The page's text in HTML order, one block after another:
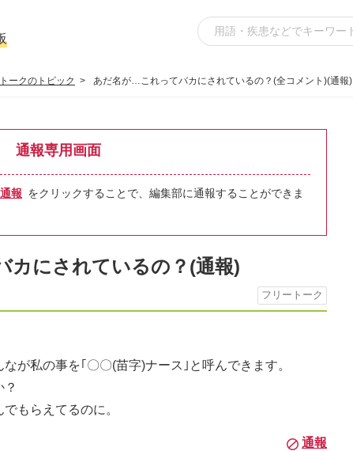
ークのトピック あだ名が…これってバカにされているの？(全コメント)(通報)
通報専用画面
通報 をクリックすることで、編集部に通報することができま
にされているの？(通報)
フリートーク
が私の事を｢〇〇(苗字)ナース｣と呼んできます。
もらえてるのに。
通報